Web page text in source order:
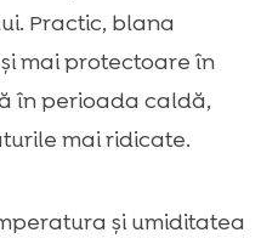
Practic, blana
mai protectoare în
în perioada caldă,
mai ridicate.
și umiditatea